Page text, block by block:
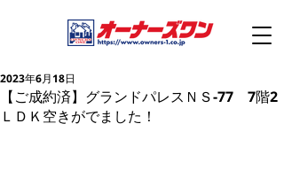
【ご成約済】グランドパレスＮＳ-77 7階2
ＬＤＫ空きがでました！
2023年6月18日